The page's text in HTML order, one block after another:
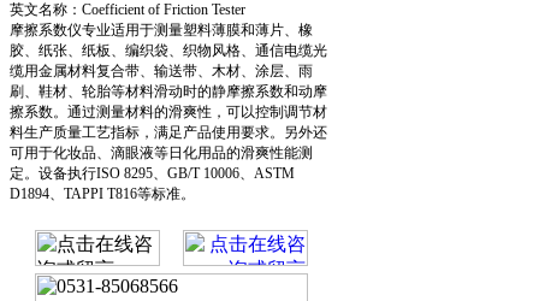
英文名称：Coefficient of Friction Tester
摩擦系数仪专业适用于测量塑料薄膜和薄片、橡
胶、纸张、纸板、编织袋、织物风格、通信电缆光
缆用金属材料复合带、输送带、木材、涂层、雨
刷、鞋材、轮胎等材料滑动时的静摩擦系数和动摩
擦系数。通过测量材料的滑爽性，可以控制调节材
料生产质量工艺指标，满足产品使用要求。另外还
可用于化妆品、滴眼液等日化用品的滑爽性能测
定。设备执行ISO 8295、GB/T 10006、ASTM
D1894、TAPPI T816等标准。